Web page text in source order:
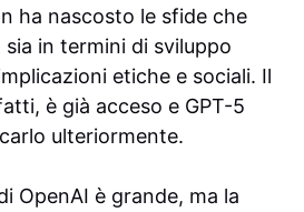
ha nascosto le sfide che
in termini di sviluppo
etiche e sociali. Il
è già acceso e GPT-5
ulteriormente.
OpenAI è grande, ma la